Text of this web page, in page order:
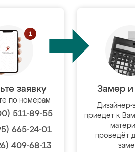
заявку
по номерам
511-89-55
665-24-01
409-68-13
Замер и
Дизайнер-
приедет к
проведёт